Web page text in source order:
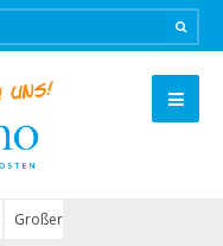
Großer